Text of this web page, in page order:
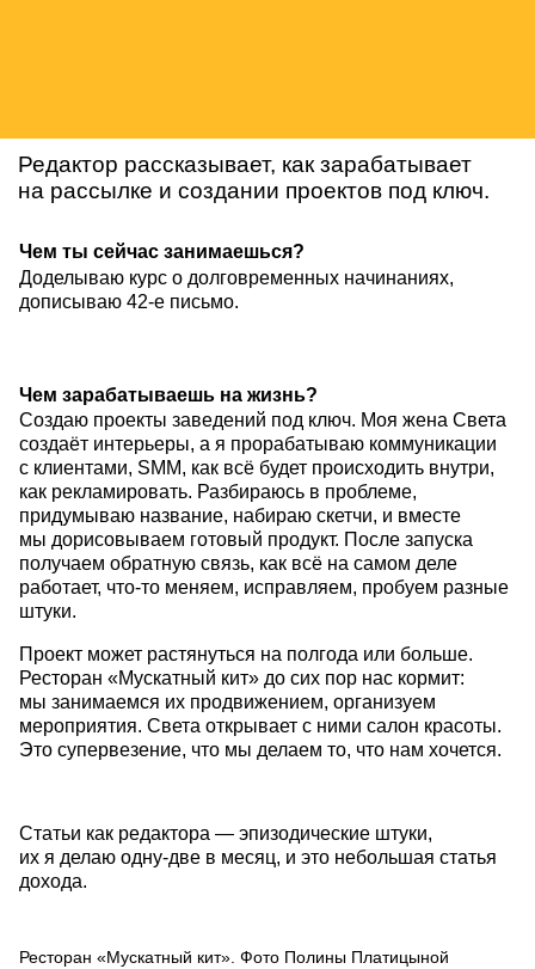
Редактор рассказывает, как зарабатывает
на рассылке и создании проектов под ключ.
Чем ты сейчас занимаешься?
Доделываю курс о долговременных начинаниях,
дописываю 42-е письмо.
Чем зарабатываешь на жизнь?
Создаю проекты заведений под ключ. Моя жена Света
создаёт интерьеры, а я прорабатываю коммуникации
с клиентами, SMM, как всё будет происходить внутри,
как рекламировать. Разбираюсь в проблеме,
придумываю название, набираю скетчи, и вместе
мы дорисовываем готовый продукт. После запуска
получаем обратную связь, как всё на самом деле
работает, что-то меняем, исправляем, пробуем разные
штуки.
Проект может растянуться на полгода или больше.
Ресторан «Мускатный кит» до сих пор нас кормит:
мы занимаемся их продвижением, организуем
мероприятия. Света открывает с ними салон красоты.
Это супервезение, что мы делаем то, что нам хочется.
Статьи как редактора — эпизодические штуки,
их я делаю одну-две в месяц, и это небольшая статья
дохода.
Ресторан «Мускатный кит». Фото Полины Платицыной